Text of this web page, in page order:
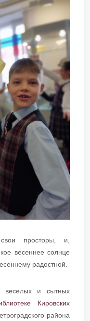
просторы, и,
весеннее солнце
радостной.
и сытных
Кировских
района